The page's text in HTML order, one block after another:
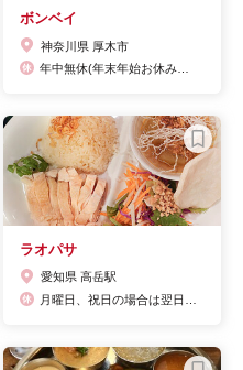
ボンベイ
神奈川県 厚木市
ラオパサ
愛知県 高岳駅